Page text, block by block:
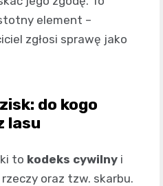
element –
zgłosi sprawę jako
do kogo
lasu
to kodeks cywilny i
oraz tzw. skarbu.